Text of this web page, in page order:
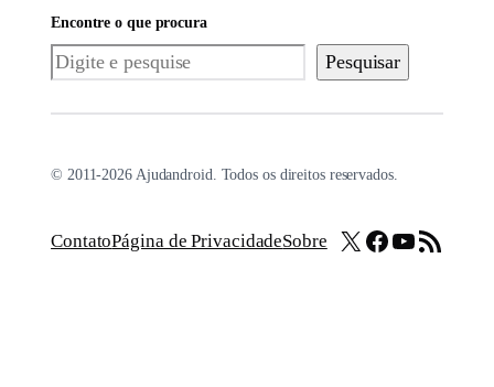
Encontre o que procura
Pesquisar Pesquisar
© 2011-2026 Ajudandroid. Todos os direitos reservados.
ContatoPágina de PrivacidadeSobre X Facebook
Youtube
Feed RSS